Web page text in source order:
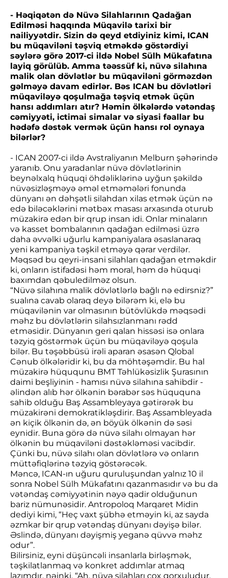
- Həqiqətən də Nüvə Silahlarının Qadağan
Edilməsi haqqında Müqavilə tarixi bir
nailiyyətdir. Sizin də qeyd etdiyiniz kimi, ICAN
bu müqaviləni təşviq etməkdə göstərdiyi
səylərə görə 2017-ci ildə Nobel Sülh Mükafatına
layiq görülüb. Amma təəssüf ki, nüvə silahına
malik olan dövlətlər bu müqaviləni görməzdən
gəlməyə davam edirlər. Bəs ICAN bu dövlətləri
müqaviləyə qoşulmağa təşviq etmək üçün
hansı addımları atır? Həmin ölkələrdə vətəndaş
cəmiyyəti, ictimai simalar və siyasi fəallar bu
hədəfə dəstək vermək üçün hansı rol oynaya
bilərlər?
- ICAN 2007-ci ildə Avstraliyanın Melburn şəhərində
yaranıb. Onu yaradanlar nüvə dövlətlərinin
beynəlxalq hüquqi öhdəliklərinə uyğun şəkildə
nüvəsizləşməyə əməl etməmələri fonunda
dünyanı ən dəhşətli silahdan xilas etmək üçün nə
edə biləcəklərini mətbəx masası arxasında oturub
müzakirə edən bir qrup insan idi. Onlar minaların
və kasset bombalarının qadağan edilməsi üzrə
daha əvvəlki uğurlu kampaniyalara əsaslanaraq
yeni kampaniya təşkil etməyə qərar verdilər.
Məqsəd bu qeyri-insani silahları qadağan etməkdir
ki, onların istifadəsi həm moral, həm də hüquqi
baxımdan qəbuledilməz olsun.
“Nüvə silahına malik dövlətlərlə bağlı nə edirsniz?”
sualına cavab olaraq deyə bilərəm ki, elə bu
müqavilənin var olmasının bütövlükdə məqsədi
məhz bu dövlətlərin silahsızlanmanı rədd
etməsidir. Dünyanın geri qalan hissəsi isə onlara
təzyiq göstərmək üçün bu müqaviləyə qoşula
bilər. Bu təşəbbüsü irəli aparan əsasən Qlobal
Cənub ölkələridir ki, bu da möhtəşəmdir. Bu hal
müzakirə hüququnu BMT Təhlükəsizlik Şurasının
daimi beşliyinin - hamısı nüvə silahına sahibdir -
əlindən alıb hər ölkənin bərabər səs hüququna
sahib olduğu Baş Assambleyaya gətirərək bu
müzakirəni demokratikləşdirir. Baş Assambleyada
ən kiçik ölkənin də, ən böyük ölkənin də səsi
eynidir. Buna görə də nüvə silahı olmayan hər
ölkənin bu müqaviləni dəstəkləməsi vacibdir.
Çünki bu, nüvə silahı olan dövlətlərə və onların
müttəfiqlərinə təzyiq göstərəcək.
Məncə, ICAN-ın uğuru quruluşundan yalnız 10 il
sonra Nobel Sülh Mükafatını qazanmasıdır və bu da
vətəndaş cəmiyyətinin nəyə qadir olduğunun
bariz nümunəsidir. Antropoloq Marqaret Midin
dediyi kimi, “Heç vaxt şübhə etməyin ki, az sayda
əzmkar bir qrup vətəndaş dünyanı dəyişə bilər.
Əslində, dünyanı dəyişmiş yeganə qüvvə məhz
odur”.
Bilirsiniz, eyni düşüncəli insanlarla birləşmək,
təşkilatlanmaq və konkret addımlar atmaq
lazımdır, nəinki, “Ah, nüvə silahları çox qorxuludur,